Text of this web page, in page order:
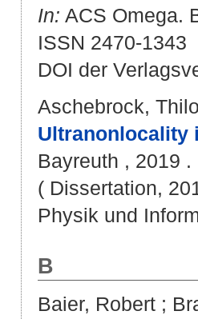
In: ACS Omega.
ISSN 2470-1343
DOI der
Aschebrock,
Ultranonlocality
Bayreuth , 2019
( Dissertation,
Physik und
B
Baier, Robert ;